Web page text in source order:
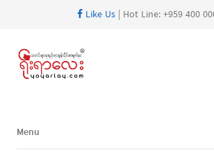
Like Us| Hot Line: +959 400
Menu
Menu